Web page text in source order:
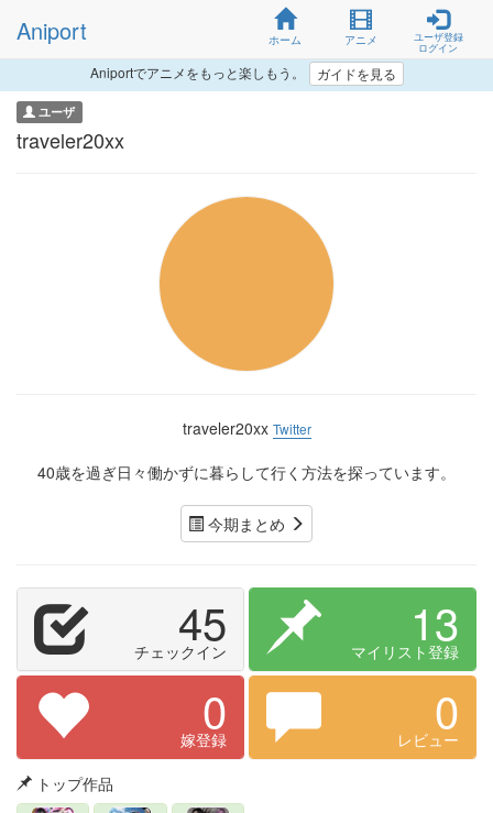
Aniport ホーム アニメ
ユーザ登録
ログイン
Aniportでアニメをもっと楽しもう。 ガイドを見る
ユーザ
traveler20xx
traveler20xx Twitter
40歳を過ぎ日々働かずに暮らして行く方法を探っています。
今期まとめ
45
チェックイン 13
マイリスト登録
0
嫁登録 0
レビュー
トップ作品